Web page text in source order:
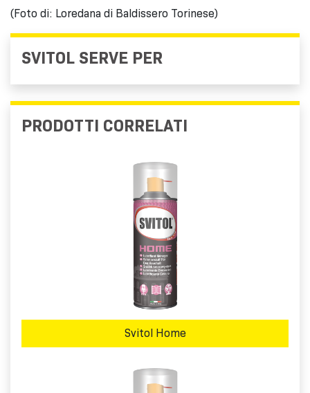
(Foto di: Loredana di Baldissero Torinese)
SVITOL SERVE PER
PRODOTTI CORRELATI
Svitol Home